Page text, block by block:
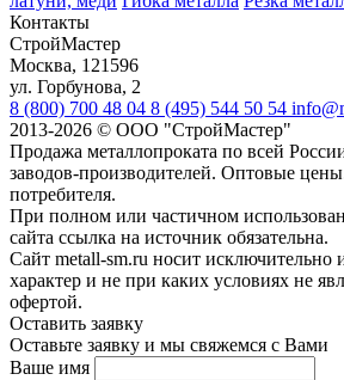
Контакты
СтройМастер
Москва, 121596
ул. Горбунова, 2
8 (800) 700 48 04 8 (495) 544 50 54
2013-2026 © ООО "СтройМастер"
Продажа металлопроката по всей
заводов-производителей. Оптовые
потребителя.
При полном или частичном
сайта ссылка на источник обязательна.
Сайт metall-sm.ru носит
характер и не при каких условиях не
офертой.
Оставить заявку
Оставьте заявку и мы свяжемся с Вами
Ваше имя